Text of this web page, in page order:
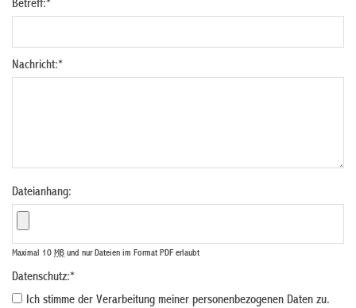
Betreff:*
Nachricht:*
Dateianhang:
Maximal 10 MB und nur Dateien im Format PDF erlaubt
Datenschutz:*
Ich stimme der Verarbeitung meiner personenbezogenen Daten zu.